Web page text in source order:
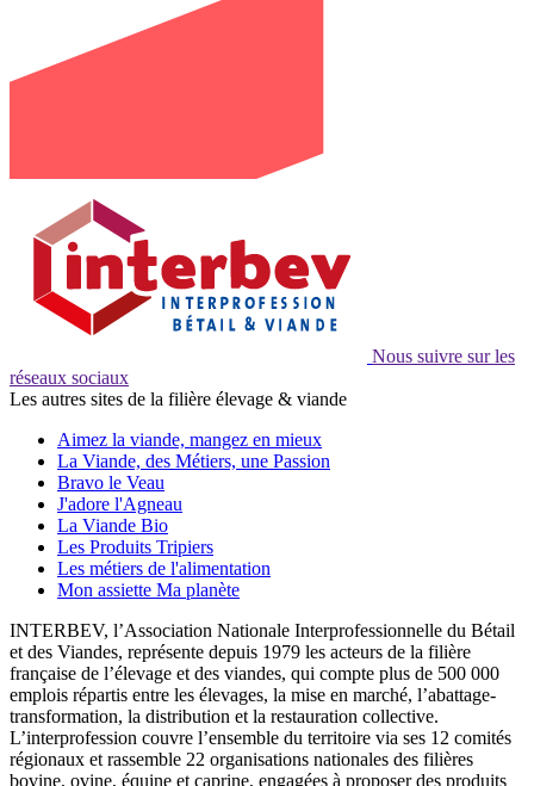
Nous suivre sur les
réseaux sociaux
Les autres sites de la filière élevage & viande
Aimez la viande, mangez en mieux
La Viande, des Métiers, une Passion
Bravo le Veau
J'adore l'Agneau
La Viande Bio
Les Produits Tripiers
Les métiers de l'alimentation
Mon assiette Ma planète
INTERBEV, l’Association Nationale Interprofessionnelle du Bétail
et des Viandes, représente depuis 1979 les acteurs de la filière
française de l’élevage et des viandes, qui compte plus de 500 000
emplois répartis entre les élevages, la mise en marché, l’abattage-
transformation, la distribution et la restauration collective.
L’interprofession couvre l’ensemble du territoire via ses 12 comités
régionaux et rassemble 22 organisations nationales des filières
bovine, ovine, équine et caprine, engagées à proposer des produits